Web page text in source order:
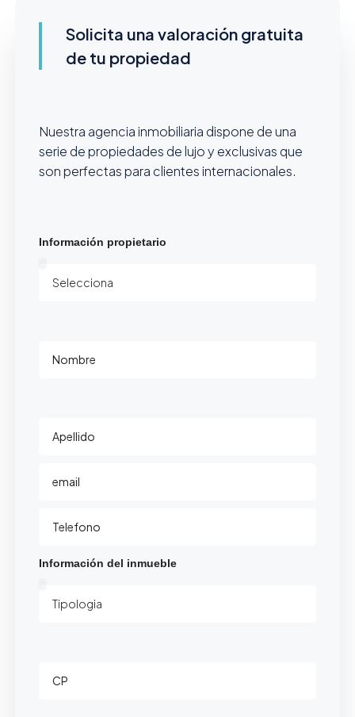
Solicita una valoración gratuita
de tu propiedad
Nuestra agencia inmobiliaria dispone de una
serie de propiedades de lujo y exclusivas que
son perfectas para clientes internacionales.
Información propietario
Información del inmueble